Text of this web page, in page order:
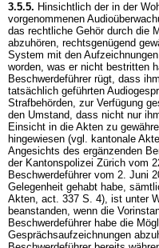
3.5.5. Hinsichtlich der in der
vorgenommenen
das rechtliche Gehör durch die
abzuhören, rechtsgenügend
System mit den
worden, was er nicht bestritten
Beschwerdeführer rügt, dass
tatsächlich geführten
Strafbehörden, zur Verfügung
den Umstand, dass nicht nur
Einsicht in die Akten zu
hingewiesen (vgl. kantonale
Angesichts des ergänzenden
der Kantonspolizei Zürich vom
Beschwerdeführer vom 2. Juni
Gelegenheit gehabt habe,
Akten, act. 337 S. 4), ist unter
beanstanden, wenn die
Beschwerdeführer habe die
Gesprächsaufzeichnungen